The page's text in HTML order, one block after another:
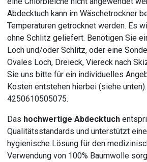
Abdecktuch kann im Wäschetrockner
Temperaturen getrocknet werden. Es
ohne Schlitz geliefert. Benötigen Sie
Loch und/oder Schlitz, oder eine
Ovales Loch, Dreieck, Viereck nach
Sie uns bitte für ein individuelles
Kosten entstehen hierbei (siehe unten).
4250610505075.
Das hochwertige Abdecktuch
Qualitätsstandards und unterstützt
hygienische Lösung für den
Verwendung von 100% Baumwolle